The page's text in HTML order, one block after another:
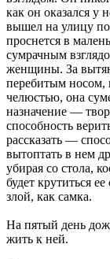
как он оказался у
вышел на улицу по
проснется в
сумрачным
женщины. За
перебитым носом,
челюстью, она
назначение —
способность
рассказать —
вытоптать в нем
убирая со стола,
будет крутиться
злой, как самка.
На пятый день
жить к ней.